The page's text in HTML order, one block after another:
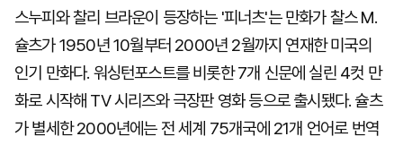
스누피와 찰리 브라운이 등장하는 '피너츠'는 만화가 찰스 M.
슐츠가 1950년 10월부터 2000년 2월까지 연재한 미국의
인기 만화다. 워싱턴포스트를 비롯한 7개 신문에 실린 4컷 만
화로 시작해 TV 시리즈와 극장판 영화 등으로 출시됐다. 슐츠
가 별세한 2000년에는 전 세계 75개국에 21개 언어로 번역